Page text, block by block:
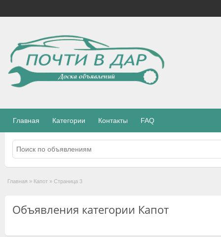
Главная Категории Контакты FAQ
Главная » Капот » Страница 3
Объявления категории Капот